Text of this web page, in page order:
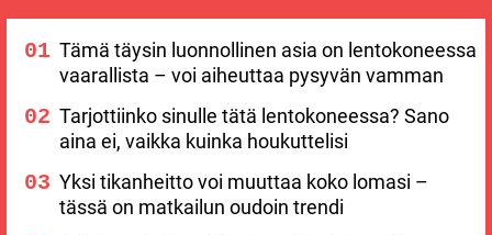
Tämä täysin luonnollinen asia on lentokoneessa
vaarallista – voi aiheuttaa pysyvän vamman
Tarjottiinko sinulle tätä lentokoneessa? Sano
aina ei, vaikka kuinka houkuttelisi
Yksi tikanheitto voi muuttaa koko lomasi –
tässä on matkailun oudoin trendi